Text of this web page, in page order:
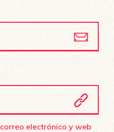
electrónico y web